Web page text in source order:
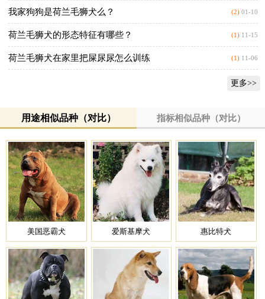
我家狗狗是荷兰毛狮犬么？ (2)01-10
荷兰毛狮犬的形态特征有哪些？ (1)11-15
荷兰毛狮犬在家里把屎尿尿怎么训练 (1)11-06
更多>>
用途相似品种（对比） 指标相似品种（对比）
美国恶霸犬 爱斯基摩犬 惠比特犬